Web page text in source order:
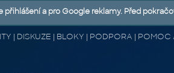
| DISKUZE | BLOKY | PODPORA | POMOC
a pro Google reklamy. Před